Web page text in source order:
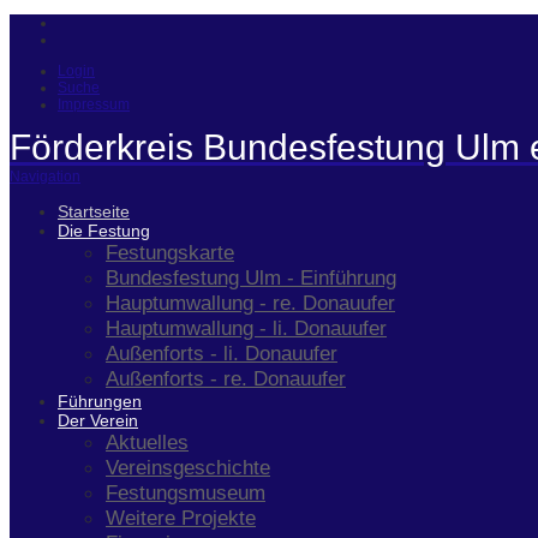
Login
Suche
Impressum
Förderkreis Bundesfestung Ulm
Navigation
Startseite
Die Festung
Festungskarte
Bundesfestung Ulm - Einführung
Hauptumwallung - re. Donauufer
Hauptumwallung - li. Donauufer
Außenforts - li. Donauufer
Außenforts - re. Donauufer
Führungen
Der Verein
Aktuelles
Vereinsgeschichte
Festungsmuseum
Weitere Projekte